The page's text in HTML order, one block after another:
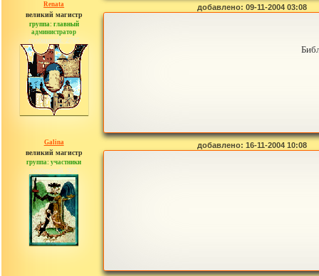
Renata
великий магистр
группа: главный
администратор
сообщений: 2765
добавлено: 09-11-2004 03:08
Galina
великий магистр
группа: участники
сообщений: 905
добавлено: 16-11-2004 10:08